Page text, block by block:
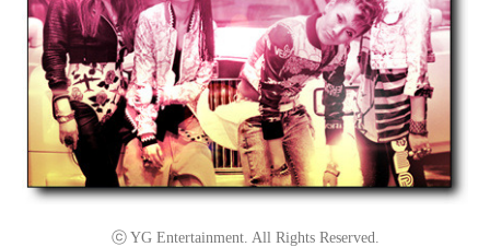
ⓒ YG Entertainment. All Rights Reserved.